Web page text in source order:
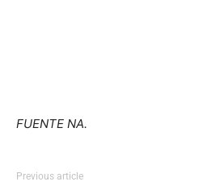
FUENTE NA.
Previous article